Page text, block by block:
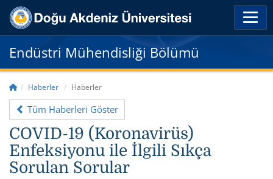
Endüstri Mühendisliği Bölümü
Haberler Haberler
Tüm Haberleri Göster
COVID-19 (Koronavirüs)
Enfeksiyonu ile İlgili Sıkça
Sorulan Sorular